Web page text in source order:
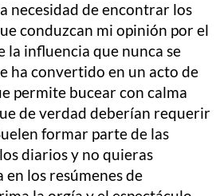
necesidad de encontrar los
conduzcan mi opinión por el
la influencia que nunca se
ha convertido en un acto de
permite bucear con calma
de verdad deberían requerir
formar parte de las
diarios y no quieras
los resúmenes de